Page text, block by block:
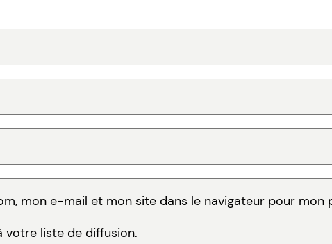
mon e-mail et mon site dans le navigateur pour mon
votre liste de diffusion.